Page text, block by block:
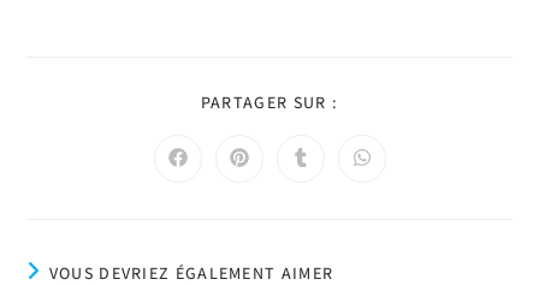
PARTAGER SUR :
VOUS DEVRIEZ ÉGALEMENT AIMER